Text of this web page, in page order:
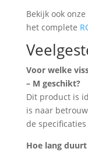
Bekijk ook
het complete
Voor welke
– M geschikt?
Dit product is
is naar
de
Hoe lang